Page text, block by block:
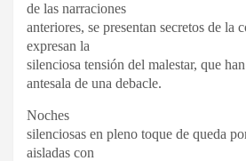
de las narraciones
anteriores, se presentan secretos de la
expresan la
silenciosa tensión del malestar, que
antesala de una debacle.
Noches
silenciosas en pleno toque de queda
aisladas con